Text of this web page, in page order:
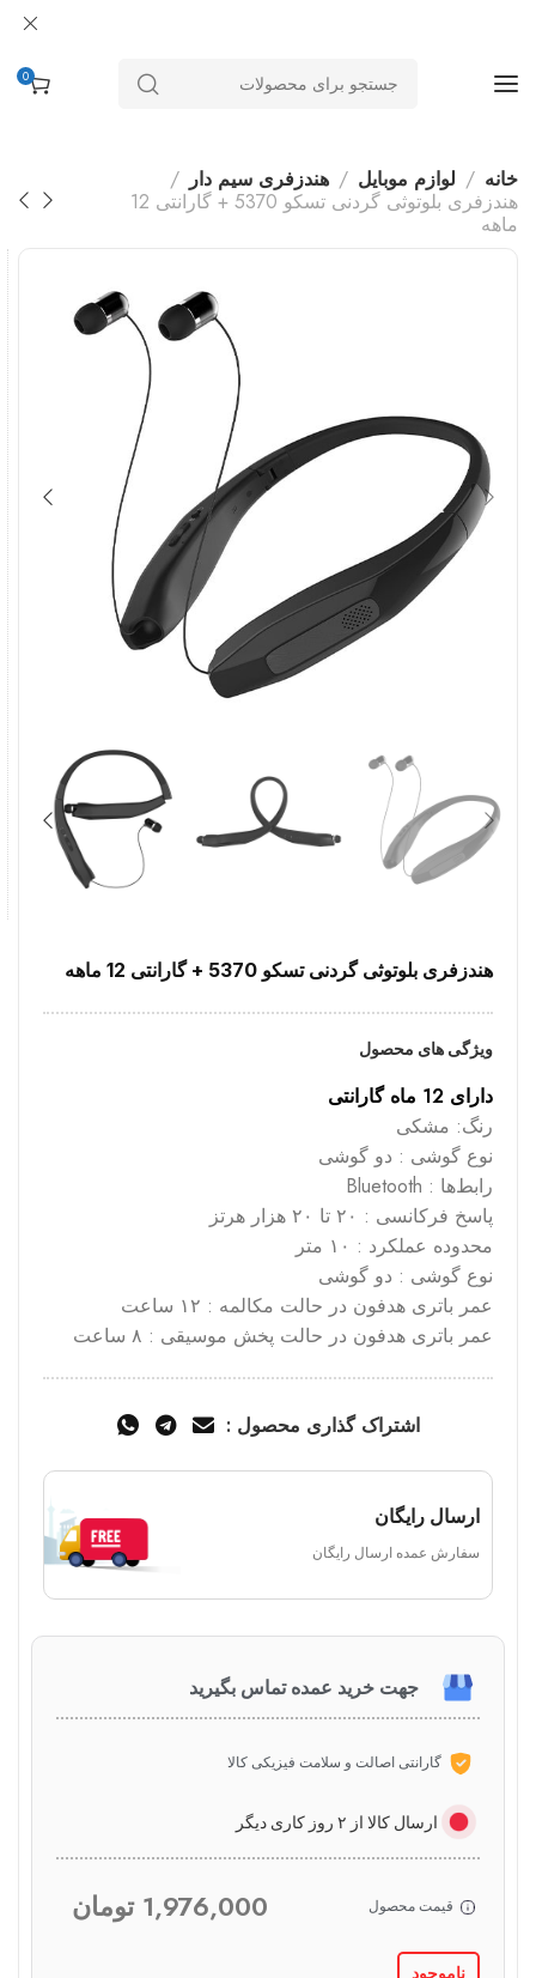
0
خانه لوازم موبایل
هندزفری سیم دار
هندزفری بلوتوثی گردنی تسکو 5370 + گارانتی 12
ماهه
هندزفری بلوتوثی گردنی تسکو 5370 + گارانتی 12 ماهه
ویژگی های محصول
دارای 12 ماه گارانتی
رنگ: مشکی
نوع گوشی : دو گوشی
رابط‌ها : Bluetooth
پاسخ فرکانسی : ۲۰ تا ۲۰ هزار هرتز
محدوده عملکرد : ۱۰ متر
نوع گوشی : دو گوشی
عمر باتری هدفون در حالت مکالمه : ۱۲ ساعت
عمر باتری هدفون در حالت پخش موسیقی : ۸ ساعت
اشتراک گذاری محصول :
ارسال رایگان
سفارش عمده ارسال رایگان
جهت خرید عمده تماس بگیرید
گارانتی اصالت و سلامت فیزیکی کالا
ارسال کالا از ۲ روز کاری دیگر
قیمت محصول 1,976,000 تومان